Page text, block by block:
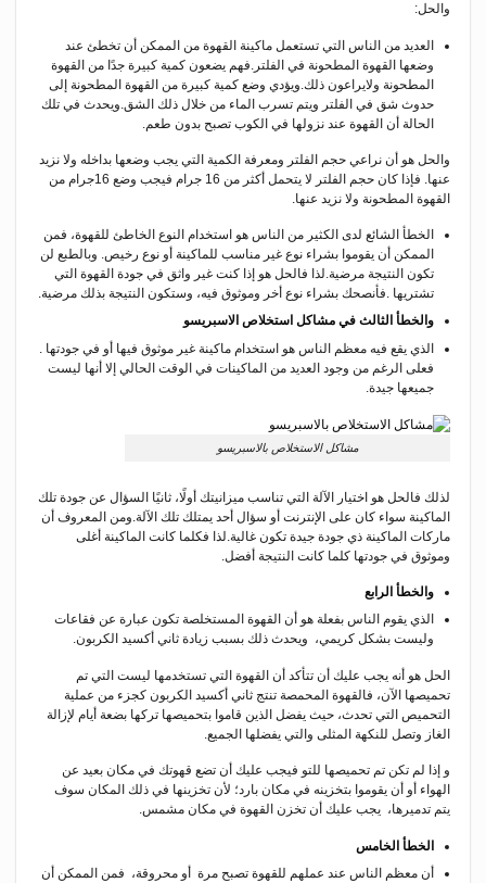
والحل:
العديد من الناس التي تستعمل ماكينة القهوة من الممكن أن تخطئ عند
وضعها القهوة المطحونة في الفلتر.فهم يضعون كمية كبيرة جدًا من القهوة
المطحونة ولايراعون ذلك.ويؤدي وضع كمية كبيرة من القهوة المطحونة إلى
حدوث شق في الفلتر ويتم تسرب الماء من خلال ذلك الشق.ويحدث في تلك
الحالة أن القهوة عند نزولها في الكوب تصبح بدون طعم.
والحل هو أن نراعي حجم الفلتر ومعرفة الكمية التي يجب وضعها بداخله ولا نزيد
عنها. فإذا كان حجم الفلتر لا يتحمل أكثر من 16 جرام فيجب وضع 16جرام من
القهوة المطحونة ولا نزيد عنها.
الخطأ الشائع لدى الكثير من الناس هو استخدام النوع الخاطئ للقهوة، فمن
الممكن أن يقوموا بشراء نوع غير مناسب للماكينة أو نوع رخيص. وبالطبع لن
تكون النتيجة مرضية.لذا فالحل هو إذا كنت غير واثق في جودة القهوة التي
تشتريها .فأنصحك بشراء نوع أخر وموثوق فيه، وستكون النتيجة بذلك مرضية.
والخطأ الثالث في مشاكل استخلاص الاسبريسو
الذي يقع فيه معظم الناس هو استخدام ماكينة غير موثوق فيها أو في جودتها .
فعلى الرغم من وجود العديد من الماكينات في الوقت الحالي إلا أنها ليست
جميعها جيدة.
مشاكل الاستخلاص بالاسبريسو
لذلك فالحل هو اختيار الآلة التي تناسب ميزانيتك أولًا، ثانيًا السؤال عن جودة تلك
الماكينة سواء كان على الإنترنت أو سؤال أحد يمتلك تلك الآلة.ومن المعروف أن
ماركات الماكينة ذي جودة جيدة تكون غالية.لذا فكلما كانت الماكينة أغلى
وموثوق في جودتها كلما كانت النتيجة أفضل.
والخطأ الرابع
الذي يقوم الناس بفعلة هو أن القهوة المستخلصة تكون عبارة عن فقاعات
وليست بشكل كريمي، ويحدث ذلك بسبب زيادة ثاني أكسيد الكربون.
الحل هو أنه يجب عليك أن تتأكد أن القهوة التي تستخدمها ليست التي تم
تحميصها الآن، فالقهوة المحمصة تنتج ثاني أكسيد الكربون كجزء من عملية
التحميص التي تحدث، حيث يفضل الذين قاموا بتحميصها تركها بضعة أيام لإزالة
الغاز وتصل للنكهة المثلى والتي يفضلها الجميع.
و إذا لم تكن تم تحميصها للتو فيجب عليك أن تضع قهوتك في مكان بعيد عن
الهواء أو أن يقوموا بتخزينه في مكان بارد؛ لأن تخزينها في ذلك المكان سوف
يتم تدميرها، يجب عليك أن تخزن القهوة في مكان مشمس.
الخطأ الخامس
أن معظم الناس عند عملهم للقهوة تصبح مرة أو محروقة، فمن الممكن أن